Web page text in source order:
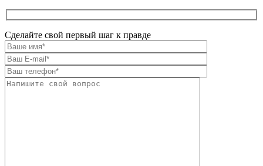
Сделайте свой первый шаг к правде